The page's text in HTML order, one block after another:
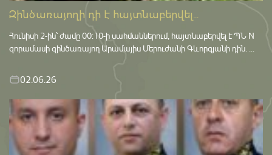
Զինծառայողի դի է հայտնաբերվել...
Հունիսի 2-ին՝ ժամը 00:10-ի սահմաններում, հայտնաբերվել է ՊՆ N
զորամասի զինծառայող Արամայիս Մերուժանի Գևորգյանի դին. ...
02.06.26